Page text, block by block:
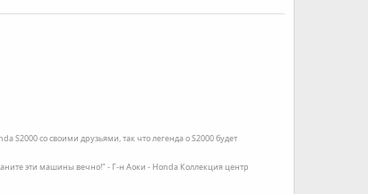
S2000 со своими друзьями, так что легенда о S2000 будет
эти машины вечно!" - Г-н Аоки - Honda Коллекция центр